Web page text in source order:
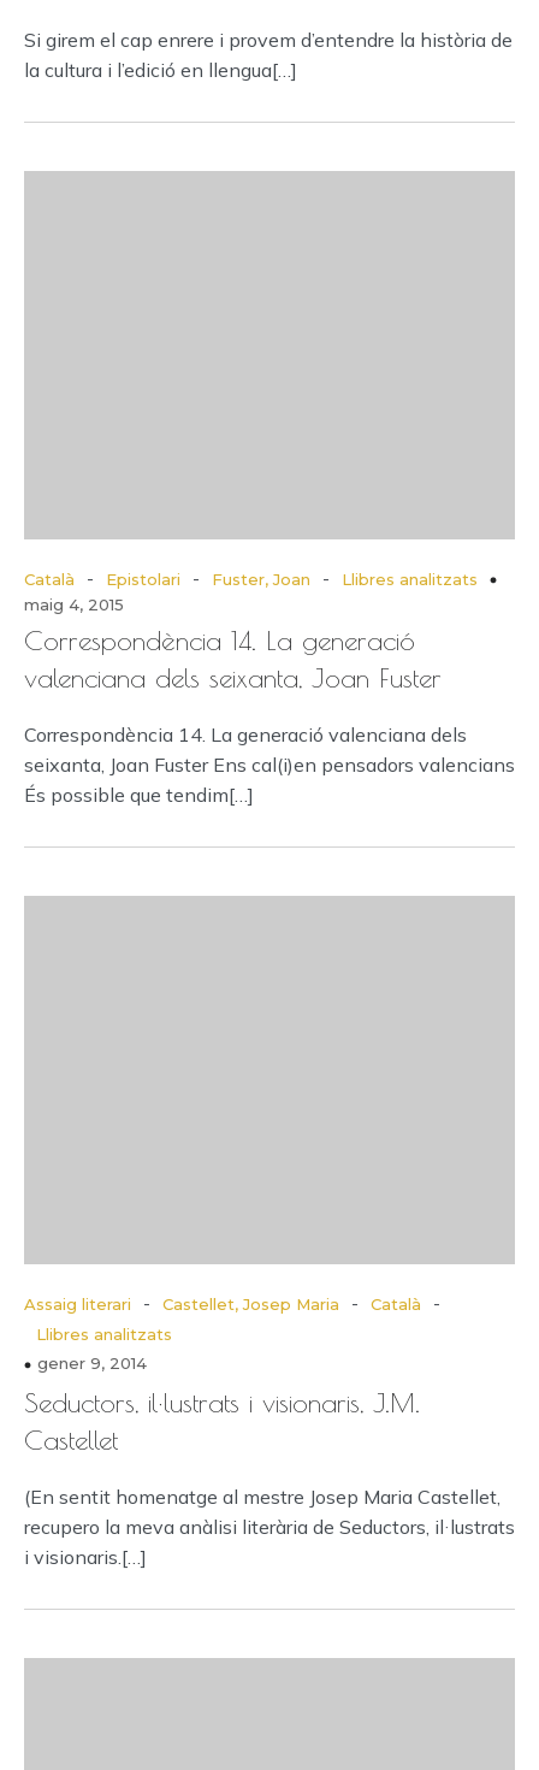
Si girem el cap enrere i provem d’entendre la història de
la cultura i l’edició en llengua[…]
Català - Epistolari - Fuster, Joan -
Llibres analitzats
maig 4, 2015
Correspondència 14. La generació
valenciana dels seixanta, Joan Fuster
Correspondència 14. La generació valenciana dels
seixanta, Joan Fuster Ens cal(i)en pensadors valencians
És possible que tendim[…]
Assaig literari - Castellet, Josep Maria - Català -
Llibres analitzats
gener 9, 2014
Seductors, il·lustrats i visionaris, J.M.
Castellet
(En sentit homenatge al mestre Josep Maria Castellet,
recupero la meva anàlisi literària de Seductors, il·lustrats
i visionaris.[…]